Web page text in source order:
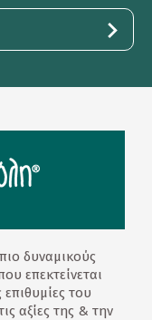
δυναμικούς
επεκτείνεται
του
αξίες της & την